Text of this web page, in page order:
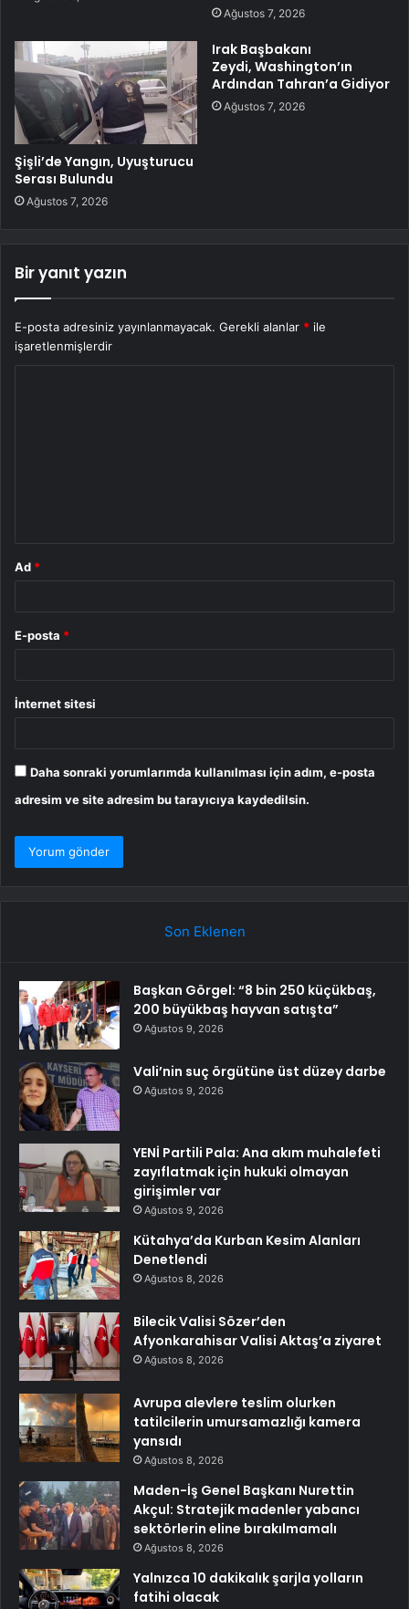
Ağustos 7, 2026
Şişli’de Yangın, Uyuşturucu
Serası Bulundu
Ağustos 7, 2026
Irak Başbakanı
Zeydi, Washington’ın
Ardından Tahran’a Gidiyor
Ağustos 7, 2026
Bir yanıt yazın
E-posta adresiniz yayınlanmayacak. Gerekli alanlar * ile
işaretlenmişlerdir
Ad *
E-posta *
İnternet sitesi
Daha sonraki yorumlarımda kullanılması için adım, e-posta
adresim ve site adresim bu tarayıcıya kaydedilsin.
Son Eklenen
Başkan Görgel: “8 bin 250 küçükbaş,
200 büyükbaş hayvan satışta”
Ağustos 9, 2026
Vali’nin suç örgütüne üst düzey darbe
Ağustos 9, 2026
YENİ Partili Pala: Ana akım muhalefeti
zayıflatmak için hukuki olmayan
girişimler var
Ağustos 9, 2026
Kütahya’da Kurban Kesim Alanları
Denetlendi
Ağustos 8, 2026
Bilecik Valisi Sözer’den
Afyonkarahisar Valisi Aktaş’a ziyaret
Ağustos 8, 2026
Avrupa alevlere teslim olurken
tatilcilerin umursamazlığı kamera
yansıdı
Ağustos 8, 2026
Maden-İş Genel Başkanı Nurettin
Akçul: Stratejik madenler yabancı
sektörlerin eline bırakılmamalı
Ağustos 8, 2026
Yalnızca 10 dakikalık şarjla yolların
fatihi olacak